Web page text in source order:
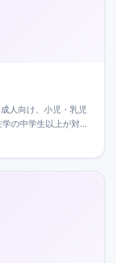
人向け、小児・乳児
の中学生以上が対象